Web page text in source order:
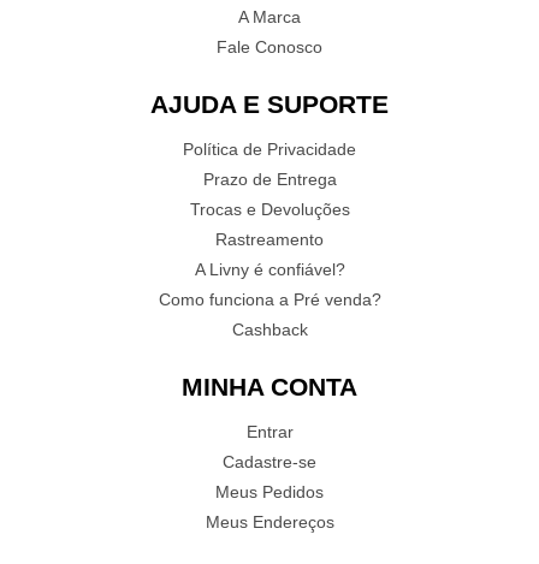
A Marca
Fale Conosco
AJUDA E SUPORTE
Política de Privacidade
Prazo de Entrega
Trocas e Devoluções
Rastreamento
A Livny é confiável?
Como funciona a Pré venda?
Cashback
MINHA CONTA
Entrar
Cadastre-se
Meus Pedidos
Meus Endereços